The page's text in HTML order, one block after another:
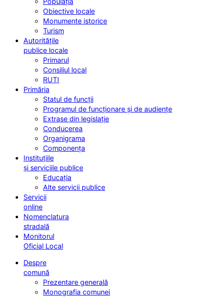
Obiective locale
Monumente istorice
Turism
Autoritățile
publice locale
Primarul
Consiliul local
RUTI
Primăria
Statul de funcții
Programul de funcționare și de audiențe
Extrase din legislație
Conducerea
Organigrama
Componența
Instituțiile
și serviciile publice
Educația
Alte servicii publice
Servicii
online
Nomenclatura
stradală
Monitorul
Oficial Local
Despre
comună
Prezentare generală
Monografia comunei